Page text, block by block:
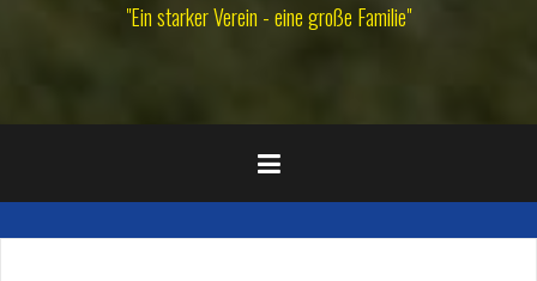
"Ein starker Verein - eine große Familie"